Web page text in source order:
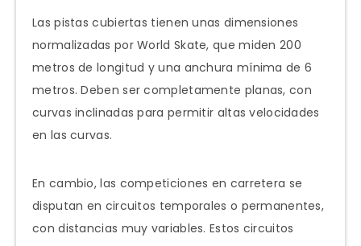
Las pistas cubiertas tienen unas dimensiones
normalizadas por World Skate, que miden 200
metros de longitud y una anchura mínima de 6
metros. Deben ser completamente planas, con
curvas inclinadas para permitir altas velocidades
en las curvas.
En cambio, las competiciones en carretera se
disputan en circuitos temporales o permanentes,
con distancias muy variables. Estos circuitos